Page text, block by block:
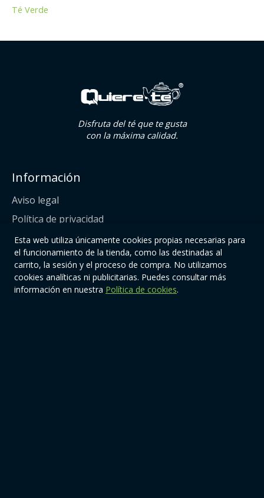
Té Verde
Disfruta del té que te gusta
con la máxima calidad.
Información
Aviso legal
Política de privacidad
Política de cookies
Condiciones de compra
Enlaces
Esta web utiliza únicamente cookies propias necesarias para
el funcionamiento de la tienda, como las destinadas al
carrito, la sesión y el proceso de compra. No utilizamos
cookies analíticas ni publicitarias. Puedes consultar más
información en nuestra Política de cookies.